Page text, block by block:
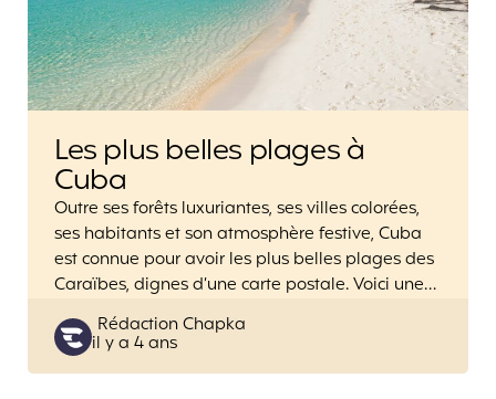
Les plus belles plages à
Cuba
Outre ses forêts luxuriantes, ses villes colorées,
ses habitants et son atmosphère festive, Cuba
est connue pour avoir les plus belles plages des
Caraïbes, dignes d’une carte postale. Voici une…
Posted
by
Rédaction Chapka
il y a 4 ans